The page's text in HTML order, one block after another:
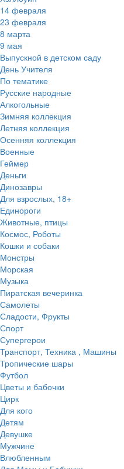
14 февраля
23 февраля
8 марта
9 мая
Выпускной в детском саду
День Учителя
По тематике
Русские народные
Алкогольные
Зимняя коллекция
Летняя коллекция
Осенняя коллекция
Военные
Геймер
Деньги
Динозавры
Для взрослых, 18+
Единороги
Животные, птицы
Космос, Роботы
Кошки и собаки
Монстры
Морская
Музыка
Пиратская вечеринка
Самолеты
Сладости, Фрукты
Спорт
Супергерои
Транспорт, Техника , Машины
Тропические шары
Футбол
Цветы и бабочки
Цирк
Для кого
Детям
Девушке
Мужчине
Влюбленным